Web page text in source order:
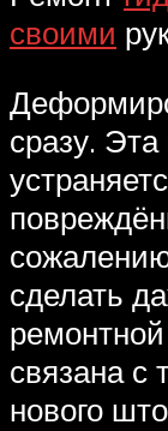
своими
сразу.
сделать
связана с
нового